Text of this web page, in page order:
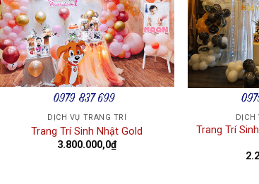
DỊCH VỤ TRANG TRÍ
Trang Trí Sinh Nhật Gold
3.800.000,0₫
DỊCH
Trang Trí